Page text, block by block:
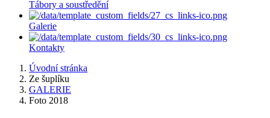
Tábory a soustředění
Galerie
Kontakty
Úvodní stránka
Ze šuplíku
GALERIE
Foto 2018